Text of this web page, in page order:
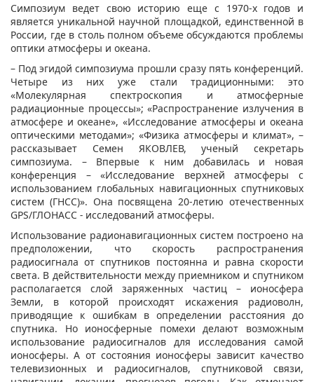
Симпозиум ведет свою историю еще с 1970-х годов и
является уникальной научной площадкой, единственной в
России, где в столь полном объеме обсуждаются проблемы
оптики атмосферы и океана.
– Под эгидой симпозиума прошли сразу пять конференций.
Четыре из них уже стали традиционными: это
«Молекулярная спектроскопия и атмосферные
радиационные процессы»; «Распространение излучения в
атмосфере и океане», «Исследование атмосферы и океана
оптическими методами»; «Физика атмосферы и климат», –
рассказывает Семен ЯКОВЛЕВ, ученый секретарь
симпозиума. – Впервые к ним добавилась и новая
конференция – «Исследование верхней атмосферы с
использованием глобальных навигационных спутниковых
систем (ГНСС)». Она посвящена 20-летию отечественных
GPS/ГЛОНАСС - исследований атмосферы.
Использование радионавигационных систем построено на
предположении, что скорость распространения
радиосигнала от спутников постоянна и равна скорости
света. В действительности между приемником и спутником
располагается слой заряженных частиц – ионосфера
Земли, в которой происходят искажения радиоволн,
приводящие к ошибкам в определении расстояния до
спутника. Но ионосферные помехи делают возможным
использование радиосигналов для исследования самой
ионосферы. А от состояния ионосферы зависит качество
телевизионных и радиосигналов, спутниковой связи,